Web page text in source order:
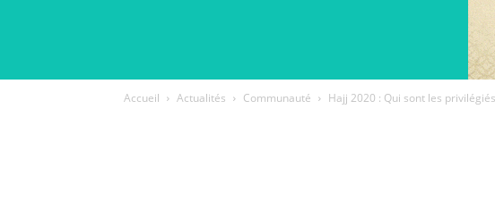
Accueil Actualités Communauté Hajj 2020 : Qui sont les